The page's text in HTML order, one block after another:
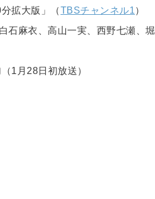
拡大版」（TBSチャンネル1）
石麻衣、高山一実、西野七瀬、堀
1月28日初放送）